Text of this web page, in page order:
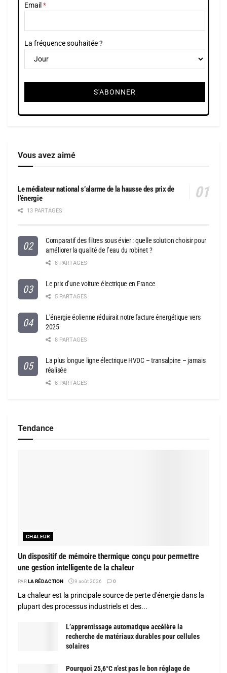
Email
La fréquence souhaitée ?
Vous avez aimé
Le médiateur national s’alarme de la hausse des prix de
l’énergie
13 PARTAGES
Comparatif des filtres sous évier : quelle solution choisir pour
améliorer la qualité de l’eau du robinet ?
8 PARTAGES
Le prix d’une voiture électrique en France
5 PARTAGES
L’énergie éolienne réduirait notre facture énergétique vers
2025
8 PARTAGES
La plus longue ligne électrique HVDC – transalpine – jamais
réalisée
8 PARTAGES
Tendance
CHALEUR
Un dispositif de mémoire thermique conçu pour permettre
une gestion intelligente de la chaleur
PARLA RÉDACTION 9 août 2026 0
La chaleur est la principale source de perte d'énergie dans la
plupart des processus industriels et des...
L’apprentissage automatique accélère la
recherche de matériaux durables pour cellules
solaires
Pourquoi 25,6°C n’est pas le bon réglage de